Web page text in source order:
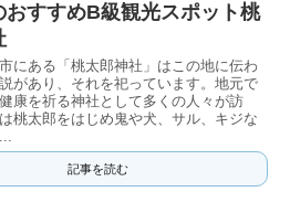
おすすめB級観光スポット桃
にある「桃太郎神社」はこの地に伝わ
があり、それを祀っています。地元で
康を祈る神社として多くの人々が訪
桃太郎をはじめ鬼や犬、サル、キジな
記事を読む